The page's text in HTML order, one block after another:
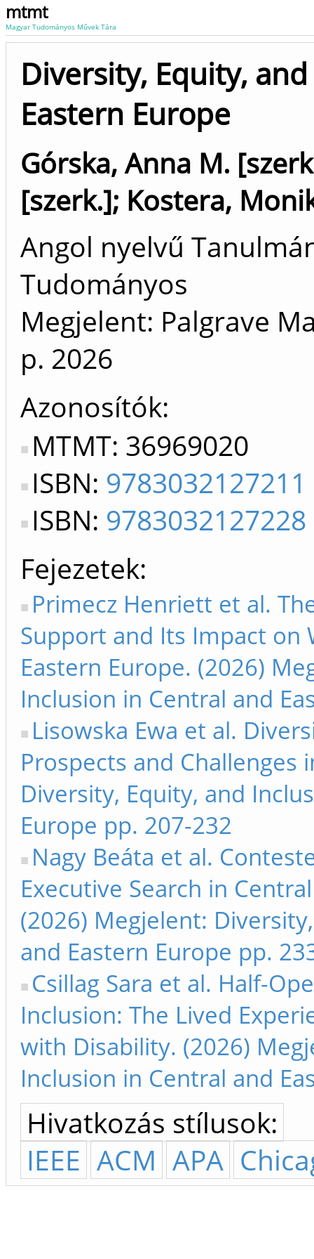
mtmt
Magyar Tudományos Művek Tára
Diversity, Equity,
Eastern Europe
Górska, Anna M.
[szerk.]; Kostera,
Angol nyelvű
Tudományos
Megjelent: Palgrave
p. 2026
Azonosítók
MTMT: 36969020
ISBN: 9783032127211
ISBN: 9783032127228
Fejezetek
Primecz Henriett et al.
Support and Its Impact on
Eastern Europe. (2026)
Inclusion in Central and
Lisowska Ewa et al.
Prospects and Challenges
Diversity, Equity, and
Europe pp. 207-232
Nagy Beáta et al.
Executive Search in
(2026) Megjelent:
and Eastern Europe pp.
Csillag Sara et al. Half-
Inclusion: The Lived
with Disability. (2026)
Inclusion in Central and
Hivatkozás stílusok:
IEEE ACM APA